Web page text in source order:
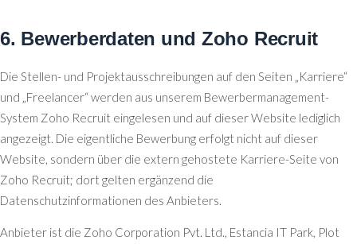
6. Bewerberdaten und Zoho Recruit
Die Stellen- und Projektausschreibungen auf den Seiten „Karriere“
und „Freelancer“ werden aus unserem Bewerbermanagement-
System Zoho Recruit eingelesen und auf dieser Website lediglich
angezeigt. Die eigentliche Bewerbung erfolgt nicht auf dieser
Website, sondern über die extern gehostete Karriere-Seite von
Zoho Recruit; dort gelten ergänzend die
Datenschutzinformationen des Anbieters.
Anbieter ist die Zoho Corporation Pvt. Ltd., Estancia IT Park, Plot